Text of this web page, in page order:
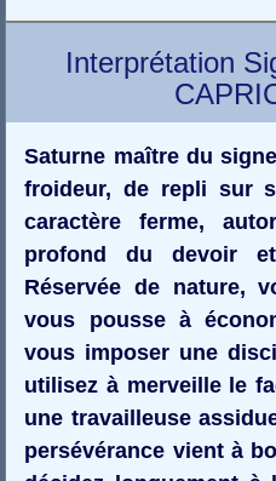
Interprétation
Saturne maître du
froideur, de repli sur
caractère ferme,
profond du devoir
Réservée de nature,
vous pousse à
vous imposer une
utilisez à merveille le
une travailleuse
persévérance vient à